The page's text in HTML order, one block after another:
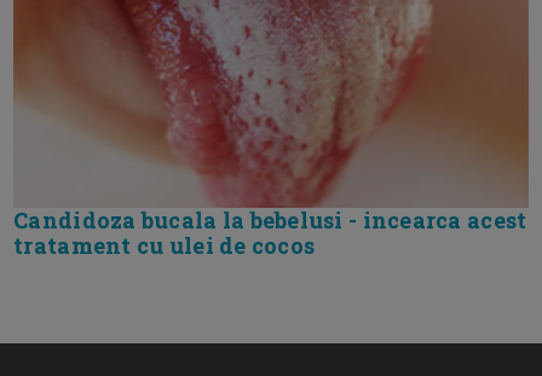
Candidoza bucala la bebelusi - incearca acest
tratament cu ulei de cocos